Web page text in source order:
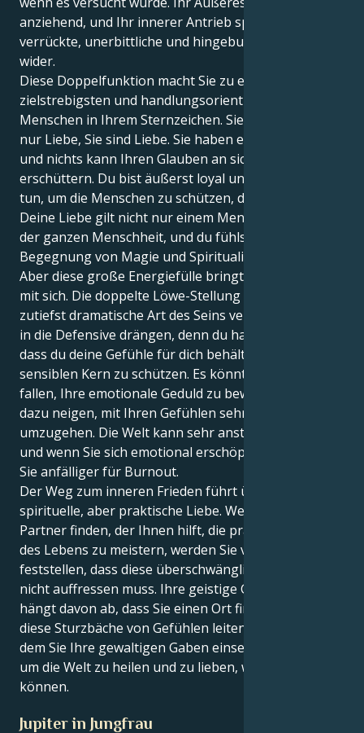
anziehend, und Ihr innerer Antrieb spiegelt dieselbe
verrückte, unerbittliche und hingebungsvolle Liebe
wider.
Diese Doppelfunktion macht Sie zu einem der
zielstrebigsten und handlungsorientiertesten
Menschen in Ihrem Sternzeichen. Sie fühlen nicht
nur Liebe, Sie sind Liebe. Sie haben eine klare Vision
und nichts kann Ihren Glauben an sich selbst
erschüttern. Du bist äußerst loyal und würdest alles
tun, um die Menschen zu schützen, die du liebst.
Deine Liebe gilt nicht nur einem Menschen, sondern
der ganzen Menschheit, und du fühlst dich bei jeder
Begegnung von Magie und Spiritualität angezogen.
Aber diese große Energiefülle bringt schwere Lasten
mit sich. Die doppelte Löwe-Stellung kann dir eine
zutiefst dramatische Art des Seins verleihen und dich
in die Defensive drängen, denn du hast das Gefühl,
dass du deine Gefühle für dich behältst, um deinen
sensiblen Kern zu schützen. Es könnte Ihnen schwer
fallen, Ihre emotionale Geduld zu bewahren, da Sie
dazu neigen, mit Ihren Gefühlen sehr sorgfältig
umzugehen. Die Welt kann sehr anstrengend sein,
und wenn Sie sich emotional erschöpft fühlen, sind
Sie anfälliger für Burnout.
Der Weg zum inneren Frieden führt über eine
spirituelle, aber praktische Liebe. Wenn Sie einen
Partner finden, der Ihnen hilft, die praktischen Dinge
des Lebens zu meistern, werden Sie vielleicht
feststellen, dass diese überschwängliche Liebe Sie
nicht auffressen muss. Ihre geistige Gesundheit
hängt davon ab, dass Sie einen Ort finden, an den Sie
diese Sturzbäche von Gefühlen leiten können, an
dem Sie Ihre gewaltigen Gaben einsetzen können,
um die Welt zu heilen und zu lieben, wie nur Sie es
können.
Jupiter in Jungfrau